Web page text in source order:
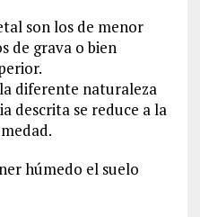
son los de menor
de grava o bien
diferente naturaleza
descrita se reduce a la
húmedo el suelo